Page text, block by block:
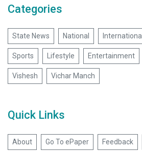
Categories
State News National International
Sports Lifestyle Entertainment
Vishesh Vichar Manch
Quick Links
About Go To ePaper Feedback